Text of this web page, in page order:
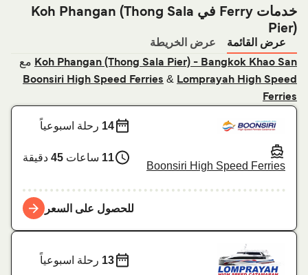
خدمات Ferry في Koh Phangan (Thong Sala
Pier)
عرض القائمة
عرض الخريطة
Koh Phangan (Thong Sala Pier) - Bangkok Khao Sanمع
Boonsiri High Speed Ferries &Lomprayah High Speed
Ferries
Boonsiri High Speed Ferries
14رحلة اسبوعياً
11ساعات45دقيقة
للحصول على السعر
13رحلة اسبوعياً